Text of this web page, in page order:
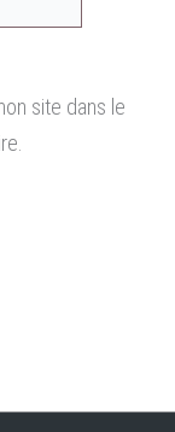
site dans le